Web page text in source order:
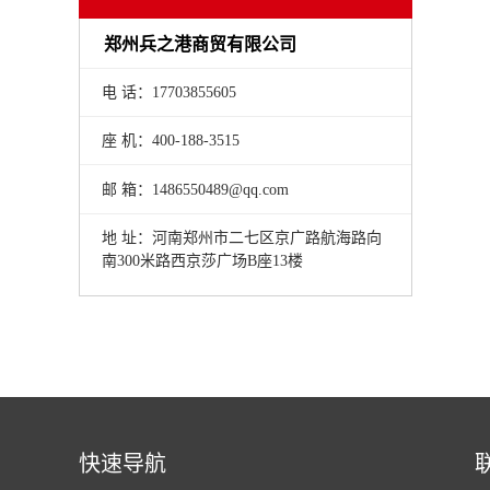
郑州兵之港商贸有限公司
电 话：17703855605
座 机：400-188-3515
邮 箱：1486550489@qq.com
地 址：河南郑州市二七区京广路航海路向
南300米路西京莎广场B座13楼
快速导航